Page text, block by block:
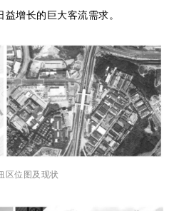
增长的巨大客流需求。
区位图及现状